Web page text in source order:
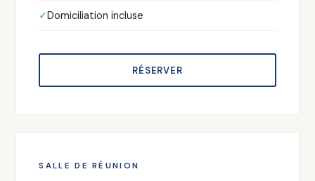
Domiciliation incluse
RÉSERVER
SALLE DE RÉUNION